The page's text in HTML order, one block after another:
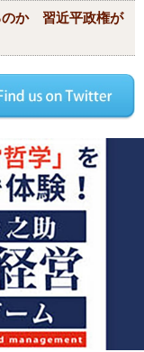
のか 習近平政権が